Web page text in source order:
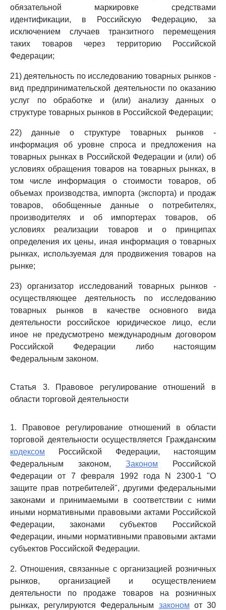
обязательной маркировке средствами
идентификации, в Российскую Федерацию, за
исключением случаев транзитного перемещения
таких товаров через территорию Российской
Федерации;
21) деятельность по исследованию товарных рынков -
вид предпринимательской деятельности по оказанию
услуг по обработке и (или) анализу данных о
структуре товарных рынков в Российской Федерации;
22) данные о структуре товарных рынков -
информация об уровне спроса и предложения на
товарных рынках в Российской Федерации и (или) об
условиях обращения товаров на товарных рынках, в
том числе информация о стоимости товаров, об
объемах производства, импорта (экспорта) и продаж
товаров, обобщенные данные о потребителях,
производителях и об импортерах товаров, об
условиях реализации товаров и о принципах
определения их цены, иная информация о товарных
рынках, используемая для продвижения товаров на
рынке;
23) организатор исследований товарных рынков -
осуществляющее деятельность по исследованию
товарных рынков в качестве основного вида
деятельности российское юридическое лицо, если
иное не предусмотрено международным договором
Российской Федерации либо настоящим
Федеральным законом.
Статья 3. Правовое регулирование отношений в
области торговой деятельности
1. Правовое регулирование отношений в области
торговой деятельности осуществляется Гражданским
кодексом Российской Федерации, настоящим
Федеральным законом, Законом Российской
Федерации от 7 февраля 1992 года N 2300-1 "О
защите прав потребителей", другими федеральными
законами и принимаемыми в соответствии с ними
иными нормативными правовыми актами Российской
Федерации, законами субъектов Российской
Федерации, иными нормативными правовыми актами
субъектов Российской Федерации.
2. Отношения, связанные с организацией розничных
рынков, организацией и осуществлением
деятельности по продаже товаров на розничных
рынках, регулируются Федеральным законом от 30